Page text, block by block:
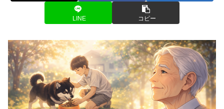
LINE コピー